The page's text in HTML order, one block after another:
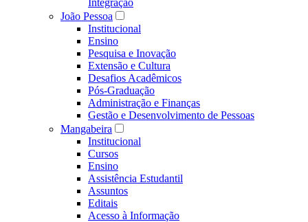
Integração
João Pessoa
Institucional
Ensino
Pesquisa e Inovação
Extensão e Cultura
Desafios Acadêmicos
Pós-Graduação
Administração e Finanças
Gestão e Desenvolvimento de Pessoas
Mangabeira
Institucional
Cursos
Ensino
Assistência Estudantil
Assuntos
Editais
Acesso à Informação